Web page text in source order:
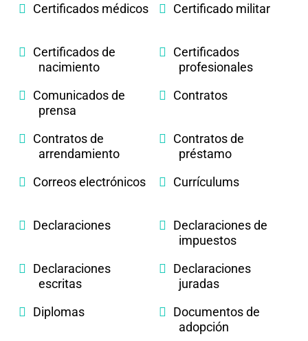
Certificados médicos
Certificado militar
Certificados de
nacimiento
Certificados
profesionales
Comunicados de
prensa
Contratos
Contratos de
arrendamiento
Contratos de
préstamo
Correos electrónicos
Currículums
Declaraciones
Declaraciones de
impuestos
Declaraciones
escritas
Declaraciones
juradas
Diplomas
Documentos de
adopción